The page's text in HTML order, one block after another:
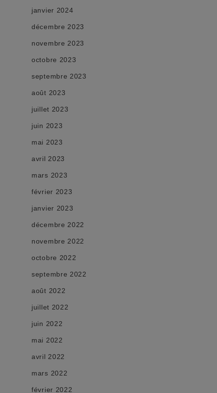
janvier 2024
décembre 2023
novembre 2023
octobre 2023
septembre 2023
août 2023
juillet 2023
juin 2023
mai 2023
avril 2023
mars 2023
février 2023
janvier 2023
décembre 2022
novembre 2022
octobre 2022
septembre 2022
août 2022
juillet 2022
juin 2022
mai 2022
avril 2022
mars 2022
février 2022